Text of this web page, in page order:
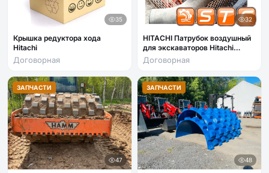
35
Крышка редуктора хода
Hitachi
Договорная
32
HITACHI Патрубок воздушный
для экскаваторов Hitachi
ZX330-3G, ZX330
Договорная
ЗАПЧАСТИ
47
ЗАПЧАСТИ
48